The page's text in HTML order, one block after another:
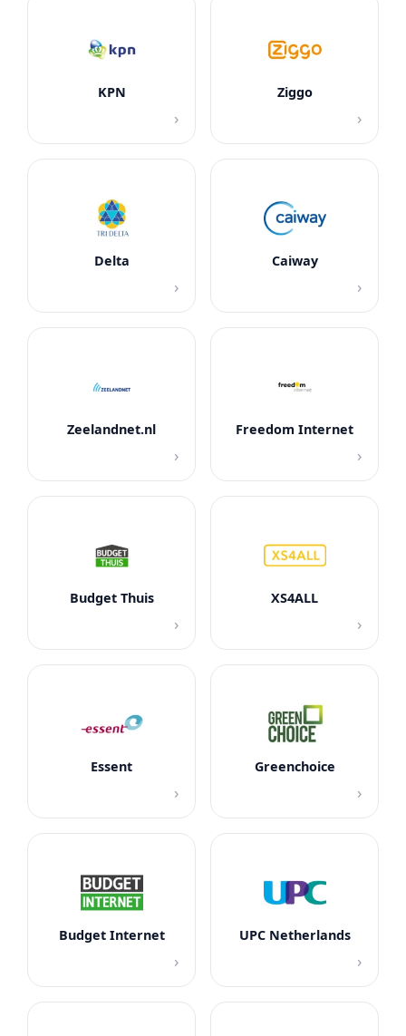
KPN
›
Ziggo
›
Delta
›
Caiway
›
Zeelandnet.nl
›
Freedom Internet
›
Budget Thuis
›
XS4ALL
›
Essent
›
Greenchoice
›
Budget Internet
›
UPC Netherlands
›